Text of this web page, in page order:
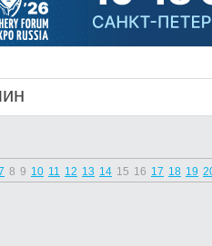
8 9 10 11 12 13 14 15 16 17 18 19